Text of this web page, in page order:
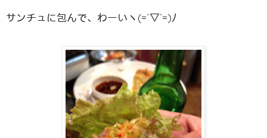
サンチュに包んで、わーいヽ(=´▽`=)ﾉ